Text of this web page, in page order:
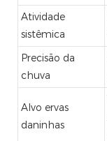
Atividade
sistêmica
Precisão da
chuva
Alvo ervas
daninhas